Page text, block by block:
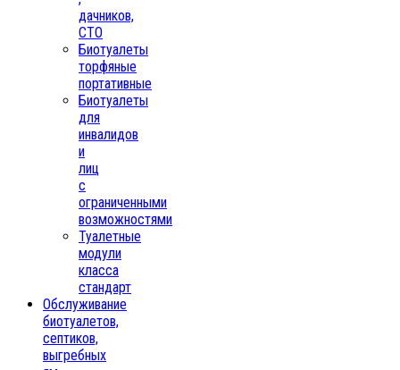
дачников,
СТО
Биотуалеты
торфяные
портативные
Биотуалеты
для
инвалидов
и
лиц
с
ограниченными
возможностями
Туалетные
модули
класса
стандарт
Обслуживание
биотуалетов,
септиков,
выгребных